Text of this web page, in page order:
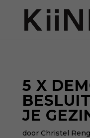
5 X
JE
door Christel